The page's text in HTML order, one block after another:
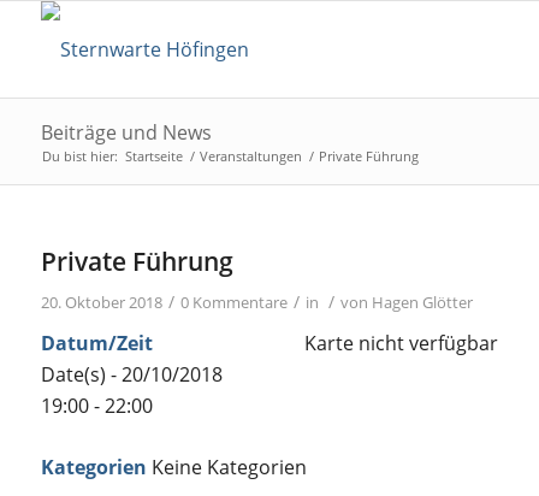
Beiträge und News
Du bist hier: Startseite / Veranstaltungen / Private Führung
Private Führung
20. Oktober 2018 / 0 Kommentare / in / von Hagen Glötter
Karte nicht verfügbar
Datum/Zeit
Date(s) - 20/10/2018
19:00 - 22:00
Kategorien Keine Kategorien